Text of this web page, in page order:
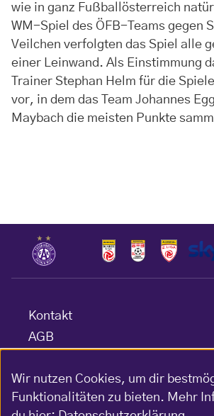
wie in ganz Fußballösterreich
WM-Spiel des ÖFB-Teams gegen
Veilchen verfolgten das Spiel alle
einer Leinwand. Als Einstimmung
Trainer Stephan Helm für die
vor, in dem das Team Johannes
Maybach die meisten Punkte
Kontakt
AGB
Barrierefreiheitserklärung
Impressum
Wir nutzen Cookies, um dir
Funktionalitäten zu bieten. Mehr